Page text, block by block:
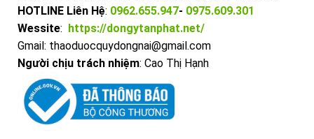
HOTLINE Liên Hệ: 0962.655.947- 0975.609.301
Wessite: https://dongytanphat.net/
Gmail: thaoduocquydongnai@gmail.com
Người chịu trách nhiệm: Cao Thị Hạnh